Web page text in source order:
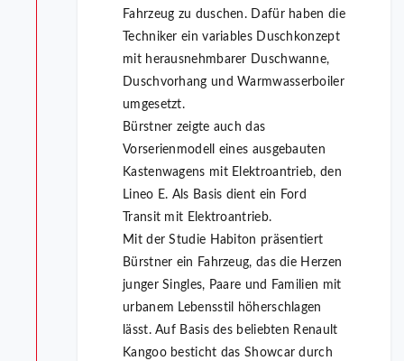
Fahrzeug zu duschen. Dafür haben die
Techniker ein variables Duschkonzept
mit herausnehmbarer Duschwanne,
Duschvorhang und Warmwasserboiler
umgesetzt.
Bürstner zeigte auch das
Vorserienmodell eines ausgebauten
Kastenwagens mit Elektroantrieb, den
Lineo E. Als Basis dient ein Ford
Transit mit Elektroantrieb.
Mit der Studie Habiton präsentiert
Bürstner ein Fahrzeug, das die Herzen
junger Singles, Paare und Familien mit
urbanem Lebensstil höherschlagen
lässt. Auf Basis des beliebten Renault
Kangoo besticht das Showcar durch